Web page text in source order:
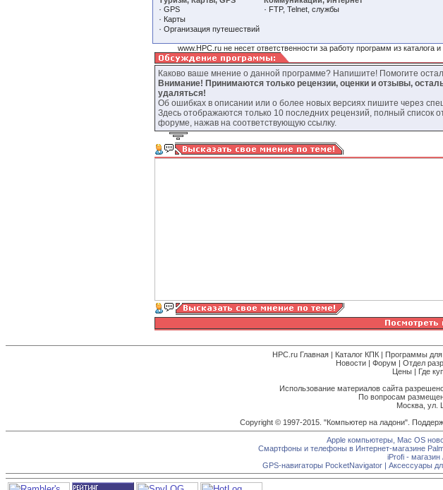
· GPS
· Карты
· Организация путешествий
· FTP, Telnet, службы
www.HPC.ru не несет ответственности за работу программ из каталога
Каково ваше мнение о данной программе? Напишите! Помогите
Внимание! Принимаются только рецензии, оценки и отзывы,
удаляться!
Об ошибках в описании или о более новых версиях пишите через
Здесь отображаются только 10 последних рецензий, полный список
форуме, нажав на соответствующую ссылку.
HPC.ru Главная | Каталог КПК | Программы
Новости | Форум | Отдел
Цены| Где
Использование материалов сайта
По вопросам
Москва, ул.
Copyright © 1997-2015. "Компьютер на ладони".
Apple компьютеры, Mac OS
Смартфоны и телефоны в Интернет-магазине
iProfi - магазин
GPS-навигаторы PocketNavigator | Аксессуары